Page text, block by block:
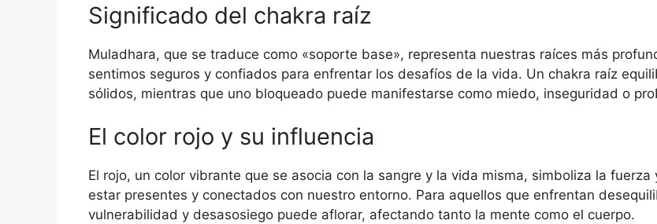
Significado del chakra raíz
Muladhara, que se traduce como «soporte base», representa nuestras raíces más
sentimos seguros y confiados para enfrentar los desafíos de la vida. Un chakra raíz
sólidos, mientras que uno bloqueado puede manifestarse como miedo, inseguridad o
El color rojo y su influencia
El rojo, un color vibrante que se asocia con la sangre y la vida misma, simboliza la
estar presentes y conectados con nuestro entorno. Para aquellos que enfrentan
vulnerabilidad y desasosiego puede aflorar, afectando tanto la mente como el cuerpo.